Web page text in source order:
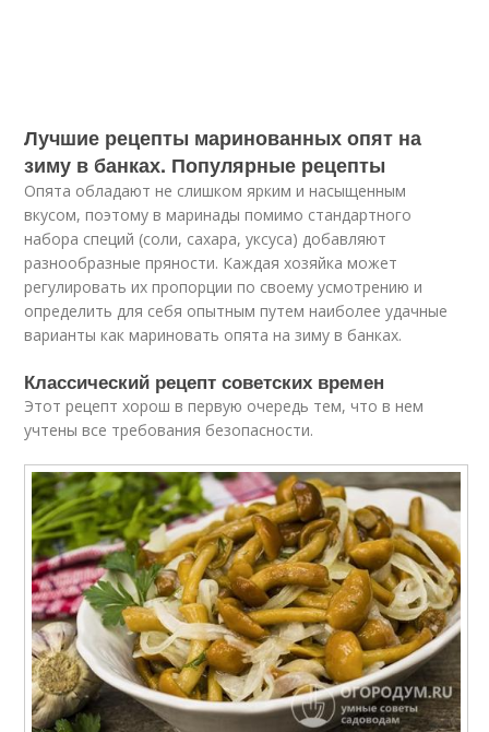
Лучшие рецепты маринованных опят на
зиму в банках. Популярные рецепты
Опята обладают не слишком ярким и насыщенным
вкусом, поэтому в маринады помимо стандартного
набора специй (соли, сахара, уксуса) добавляют
разнообразные пряности. Каждая хозяйка может
регулировать их пропорции по своему усмотрению и
определить для себя опытным путем наиболее удачные
варианты как мариновать опята на зиму в банках.
Классический рецепт советских времен
Этот рецепт хорош в первую очередь тем, что в нем
учтены все требования безопасности.